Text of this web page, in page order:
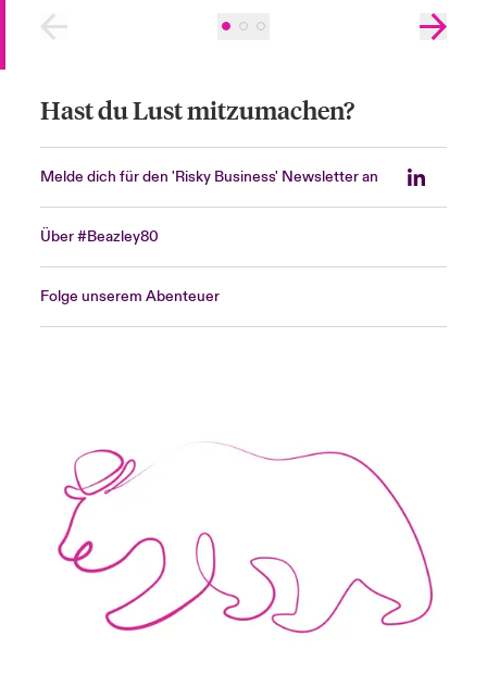
Hast du Lust mitzumachen?
Melde dich für den 'Risky Business' Newsletter an
Über #Beazley80
Folge unserem Abenteuer